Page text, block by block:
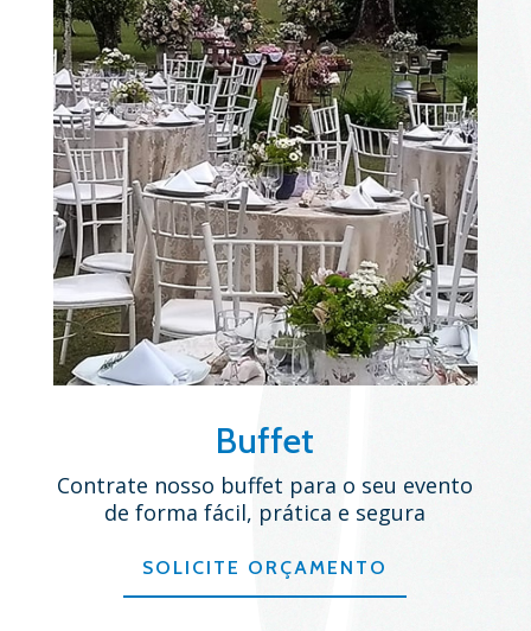
Buffet
Contrate nosso buffet para o seu evento
de forma fácil, prática e segura
SOLICITE ORÇAMENTO